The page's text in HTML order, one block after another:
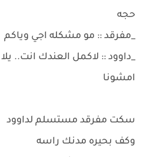
حجه
_مفرقد :: مو مشكله اجي وياكم
_داوود :: لاكمل العندك انت..
امشونا
سكت مفرقد مستسلم لداوود
وكف بحيره مدنك راسه